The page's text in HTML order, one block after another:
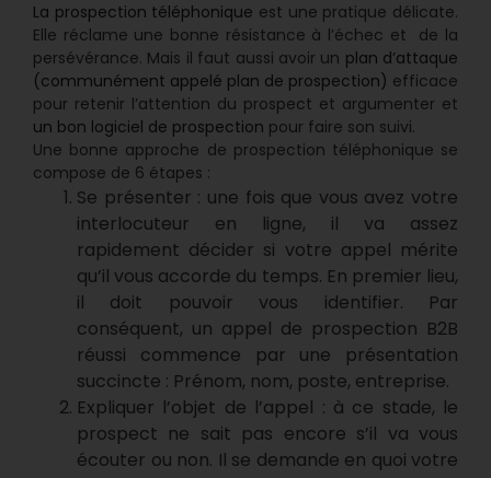
La prospection téléphonique est une pratique délicate.
Elle réclame une bonne résistance à l’échec et de la
persévérance. Mais il faut aussi avoir un plan d’attaque
(communément appelé plan de prospection) efficace
pour retenir l’attention du prospect et argumenter et
un bon logiciel de prospection pour faire son suivi.
Une bonne approche de prospection téléphonique se
compose de 6 étapes :
Se présenter : une fois que vous avez votre
interlocuteur en ligne, il va assez
rapidement décider si votre appel mérite
qu’il vous accorde du temps. En premier lieu,
il doit pouvoir vous identifier. Par
conséquent, un appel de prospection B2B
réussi commence par une présentation
succincte : Prénom, nom, poste, entreprise.
Expliquer l’objet de l’appel : à ce stade, le
prospect ne sait pas encore s’il va vous
écouter ou non. Il se demande en quoi votre